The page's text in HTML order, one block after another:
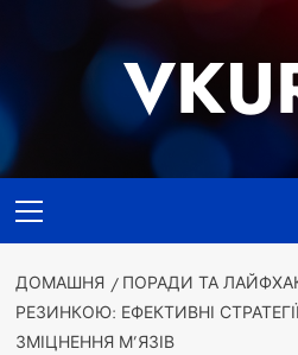
меню
ДОМАШНЯ ПОРАДИ ТА
РЕЗИНКОЮ: ЕФЕКТИВНІ
ЗМІЦНЕННЯ М’ЯЗІВ